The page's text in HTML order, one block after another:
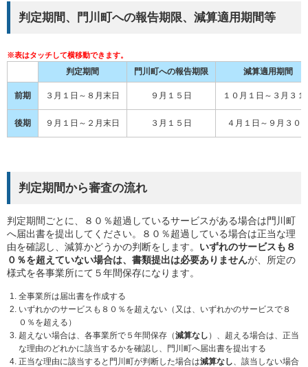
判定期間、門川町への報告期限、減算適用期間等
判定期間 門川町への報告期限 減算適用期間
前期 ３月１日～８月末日 ９月１５日 １０月１日～３月３１
後期 ９月１日～２月末日 ３月１５日 ４月１日～９月３０
判定期間から審査の流れ
判定期間ごとに、８０％超過しているサービスがある場合は門川町
へ届出書を提出してください。８０％超過している場合は正当な理
由を確認し、減算かどうかの判断をします。 いずれのサービスも８
０％を超えていない場合は、書類提出は必要ありませんが、所定の
様式を各事業所にて５年間保存になります。
全事業所は届出書を作成する
いずれかのサービスも８０％を超えない（又は、いずれかのサービスで８
０％を超える）
超えない場合は、各事業所で５年間保存（減算なし ）、超える場合は、正当
な理由のどれかに該当するかを確認し、門川町へ届出書を提出する
正当な理由に該当すると門川町が判断した場合は減算なし 、該当しない場合